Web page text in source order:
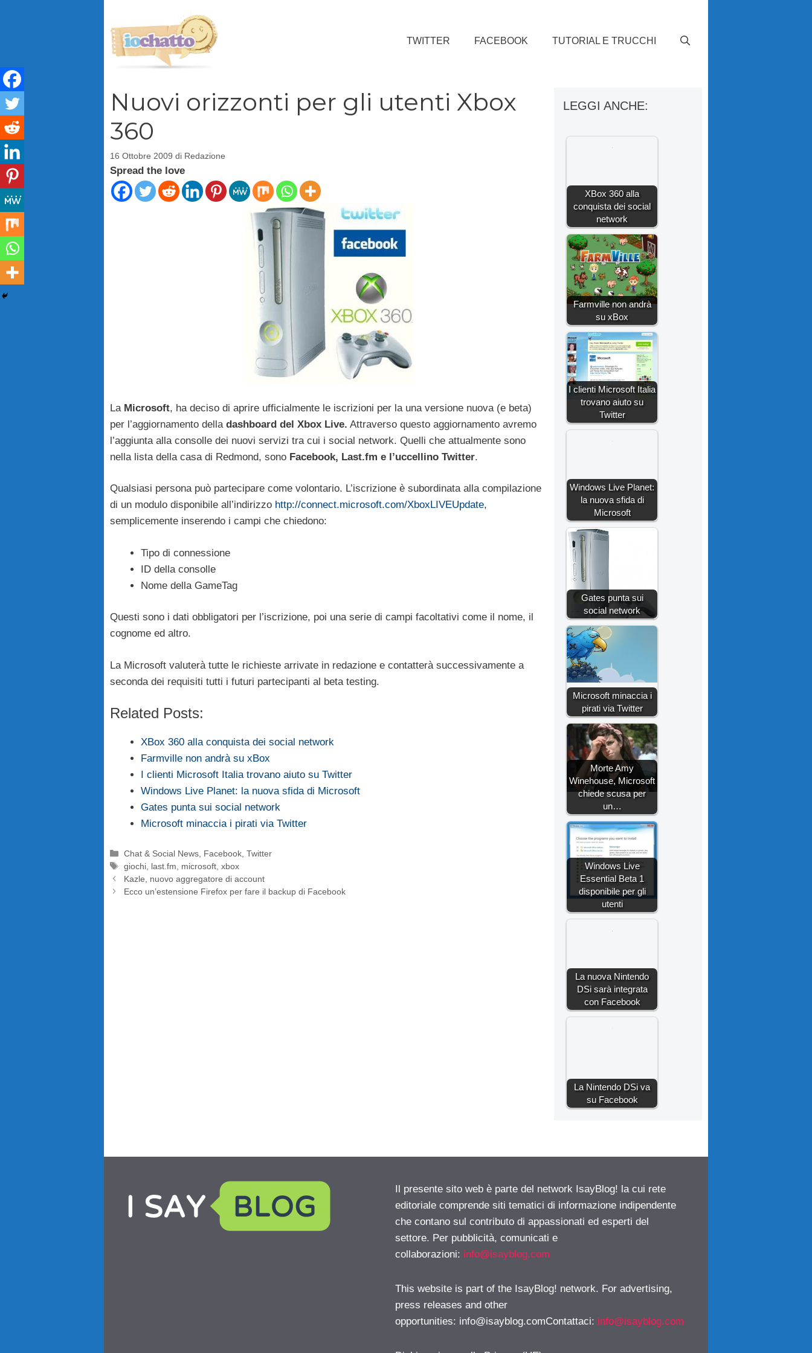
TWITTER FACEBOOK TUTORIAL E TRUCCHI
Nuovi orizzonti per gli utenti Xbox
360
16 Ottobre 2009 di Redazione
Spread the love
La Microsoft, ha deciso di aprire ufficialmente le iscrizioni per la una versione nuova (e beta)
per l’aggiornamento della dashboard del Xbox Live. Attraverso questo aggiornamento avremo
l’aggiunta alla consolle dei nuovi servizi tra cui i social network. Quelli che attualmente sono
nella lista della casa di Redmond, sono Facebook, Last.fm e l’uccellino Twitter.
Qualsiasi persona può partecipare come volontario. L’iscrizione è subordinata alla compilazione
di un modulo disponibile all’indirizzo http://connect.microsoft.com/XboxLIVEUpdate,
semplicemente inserendo i campi che chiedono:
Tipo di connessione
ID della consolle
Nome della GameTag
Questi sono i dati obbligatori per l’iscrizione, poi una serie di campi facoltativi come il nome, il
cognome ed altro.
La Microsoft valuterà tutte le richieste arrivate in redazione e contatterà successivamente a
seconda dei requisiti tutti i futuri partecipanti al beta testing.
Related Posts:
XBox 360 alla conquista dei social network
Farmville non andrà su xBox
I clienti Microsoft Italia trovano aiuto su Twitter
Windows Live Planet: la nuova sfida di Microsoft
Gates punta sui social network
Microsoft minaccia i pirati via Twitter
Categorie
Chat & Social News Facebook ,Twitter
Tag
giochi last.fm microsoft ,xbox
Kazle, nuovo aggregatore di account
Ecco un’estensione Firefox per fare il backup di Facebook
LEGGI ANCHE:
XBox 360 alla
conquista dei social
network
Farmville non andrà
su xBox
I clienti Microsoft Italia
trovano aiuto su
Twitter
Windows Live Planet:
la nuova sfida di
Microsoft
Gates punta sui
social network
Microsoft minaccia i
pirati via Twitter
Morte Amy
Winehouse, Microsoft
chiede scusa per
un…
Windows Live
Essential Beta 1
disponibile per gli
utenti
La nuova Nintendo
DSi sarà integrata
con Facebook
La Nintendo DSi va
su Facebook
Il presente sito web è parte del network IsayBlog! la cui rete
editoriale comprende siti tematici di informazione indipendente
che contano sul contributo di appassionati ed esperti del
settore. Per pubblicità, comunicati e
collaborazioni: info@isayblog.com
This website is part of the IsayBlog! network. For advertising,
press releases and other
opportunities: info@isayblog.comContattaci: info@isayblog.com